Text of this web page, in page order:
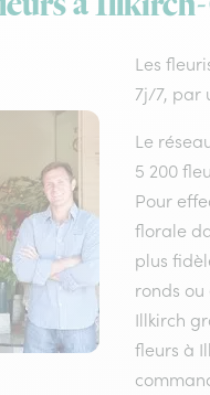
Les
7j/7, par
Le
5 200
Pour
florale
plus
ronds
Illkirch
fleurs à